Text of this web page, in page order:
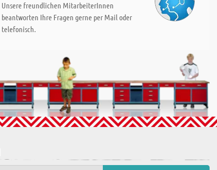
Unsere freundlichen MitarbeiterInnen
beantworten Ihre Fragen gerne per Mail oder
telefonisch.